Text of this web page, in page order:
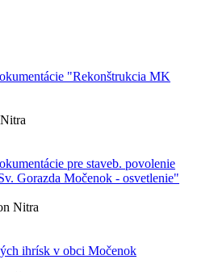
"Rekonštrukcia MK
pre staveb. povolenie
Gorazda Močenok - osvetlenie"
Nitra
ihrísk v obci Močenok